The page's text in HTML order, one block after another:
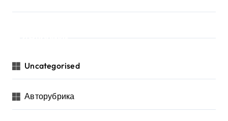
Uncategorised
Авторубрика